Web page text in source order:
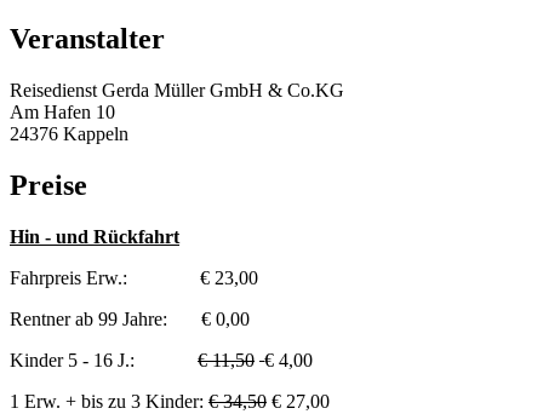
Veranstalter
Reisedienst Gerda Müller GmbH & Co.KG
Am Hafen 10
24376 Kappeln
Preise
Hin - und Rückfahrt
Fahrpreis Erw.: € 23,00
Rentner ab 99 Jahre: € 0,00
Kinder 5 - 16 J.: € 11,50 € 4,00
1 Erw. + bis zu 3 Kinder: € 34,50 € 27,00